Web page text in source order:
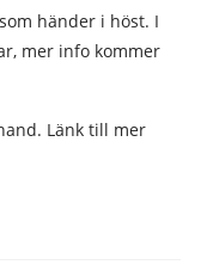
händer i höst. I
mer info kommer
Länk till mer